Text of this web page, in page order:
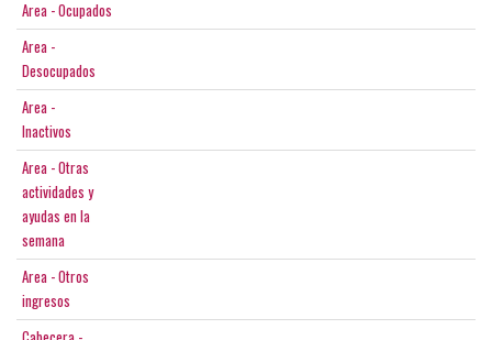
Area - Ocupados
Area -
Desocupados
Area -
Inactivos
Area - Otras
actividades y
ayudas en la
semana
Area - Otros
ingresos